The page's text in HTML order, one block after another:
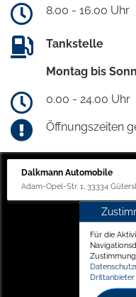
8.00 - 16.00 Uhr
Tankstelle
Montag bis
0.00 - 24.00 Uhr
Öffnungszeiten
Dalkmann Automobile
Adam-Opel-Str. 1, 33334
Für die